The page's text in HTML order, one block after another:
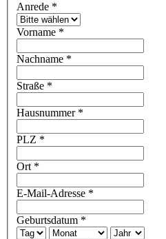
Anrede *
Vorname *
Nachname *
Straße *
Hausnummer *
PLZ *
Ort *
E-Mail-Adresse *
Geburtsdatum *